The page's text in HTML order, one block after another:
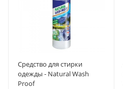
Средство для стирки
одежды - Natural Wash
Proof